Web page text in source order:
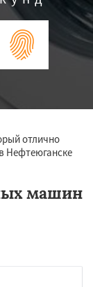
отлично
Нефтеюганске
машин